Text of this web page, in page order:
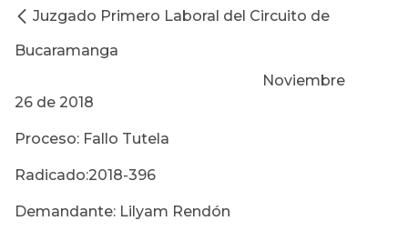
Juzgado Primero Laboral del Circuito de
Bucaramanga
Noviembre
26 de 2018
Proceso: Fallo Tutela
Radicado:2018-396
Demandante: Lilyam Rendón